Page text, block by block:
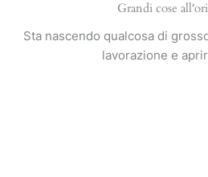
Grandi cose
Sta nascendo qualcosa di
lavorazione e